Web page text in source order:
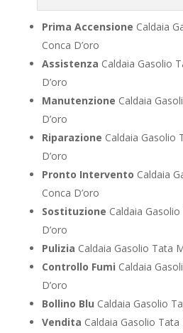
Prima Accensione Caldaia
Conca D’oro
Assistenza Caldaia Gasolio
D’oro
Manutenzione Caldaia
D’oro
Riparazione Caldaia Gasolio
D’oro
Pronto Intervento Caldaia
Conca D’oro
Sostituzione Caldaia
D’oro
Pulizia Caldaia Gasolio Tata
Controllo Fumi Caldaia
D’oro
Bollino Blu Caldaia Gasolio
Vendita Caldaia Gasolio